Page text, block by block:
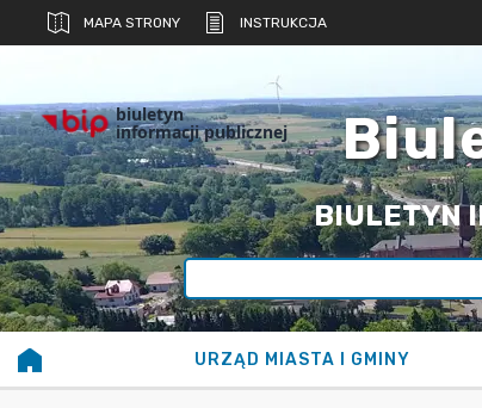
MAPA STRONY INSTRUKCJA
biuletyn
informacji publicznej
BIULETYN
URZĄD MIASTA I GMINY